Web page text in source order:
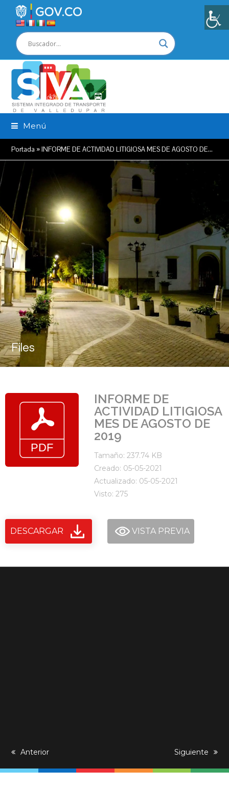
Menú
Portada »INFORME DE ACTIVIDAD LITIGIOSA MES DE AGOSTO DE…
Files
INFORME DE
ACTIVIDAD LITIGIOSA
MES DE AGOSTO DE
2019
Tamaño: 237.74 KB
Creado: 05-05-2021
Actualizado: 05-05-2021
Visto: 275
DESCARGAR VISTA PREVIA
previous
Anterior
next
Siguiente